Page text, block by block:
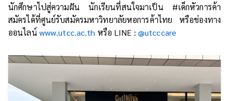
นักศึกษาไปสู่ความฝัน นักเรียนที่สนใจมาเป็น #เด็กหัวการค้า
สมัครได้ที่ศูนย์รับสมัครมหาวิทยาลัยหอการค้าไทย หรือช่องทาง
ออนไลน์ www.utcc.ac.th หรือ LINE : @utcccare